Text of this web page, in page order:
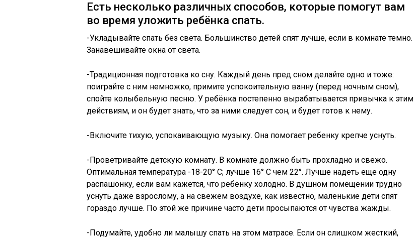
Есть несколько различных способов, которые помогут вам
во время уложить ребёнка спать.
-Укладывайте спать без света. Большинство детей спят лучше, если в комнате темно.
Занавешивайте окна от света.
-Традиционная подготовка ко сну. Каждый день пред сном делайте одно и тоже:
поиграйте с ним немножко, примите успокоительную ванну (перед ночным сном),
спойте колыбельную песню. У ребёнка постепенно вырабатывается привычка к этим
действиям, и он будет знать, что за ними следует сон, и будет готов к нему.
-Включите тихую, успокаивающую музыку. Она помогает ребенку крепче уснуть.
-Проветривайте детскую комнату. В комнате должно быть прохладно и свежо.
Оптимальная температура -18-20° С; лучше 16° С чем 22°. Лучше надеть еще одну
распашонку, если вам кажется, что ребенку холодно. В душном помещении трудно
уснуть даже взрослому, а на свежем воздухе, как известно, маленькие дети спят
гораздо лучше. По этой же причине часто дети просыпаются от чувства жажды.
-Подумайте, удобно ли малышу спать на этом матрасе. Если он слишком жесткий,